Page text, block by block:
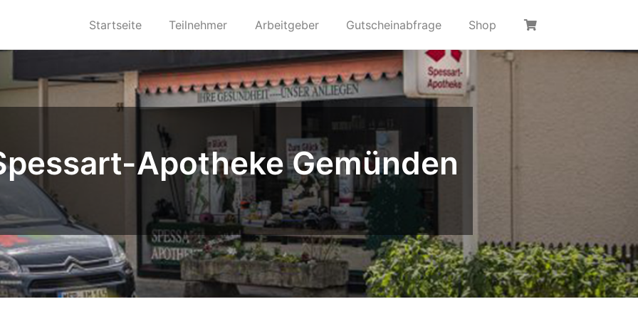
Startseite Teilnehmer Arbeitgeber Gutscheinabfrage Shop
Apotheke Gemünden